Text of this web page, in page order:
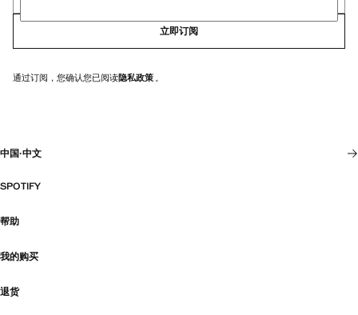
立即订阅
通过订阅，您确认您已阅读隐私政策 。
中国·中文
SPOTIFY
帮助
我的购买
退货